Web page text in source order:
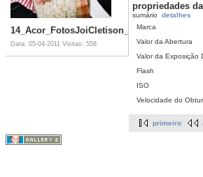
Data: 05-04-2011 Visitas: 558
propriedades
sumário detalhes
Marca
Valor da Abertura
Valor da Exposição
Flash
ISO
Velocidade do
primeiro